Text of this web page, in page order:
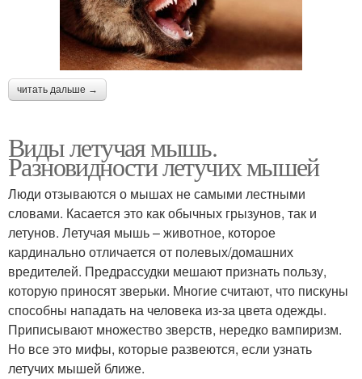
читать дальше →
Виды летучая мышь.
Разновидности летучих мышей
Люди отзываются о мышах не самыми лестными
словами. Касается это как обычных грызунов, так и
летунов. Летучая мышь – животное, которое
кардинально отличается от полевых/домашних
вредителей. Предрассудки мешают признать пользу,
которую приносят зверьки. Многие считают, что пискуны
способны нападать на человека из-за цвета одежды.
Приписывают множество зверств, нередко вампиризм.
Но все это мифы, которые развеются, если узнать
летучих мышей ближе.